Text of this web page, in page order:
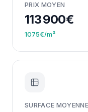
PRIX MOYEN
113 900€
1075€/m²
m²
SURFACE MOYENNE